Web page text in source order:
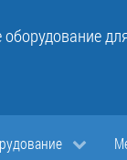
оборудование